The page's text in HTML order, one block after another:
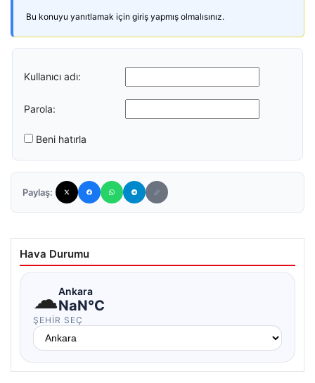
Bu konuyu yanıtlamak için giriş yapmış olmalısınız.
Kullanıcı adı:
Parola:
Beni hatırla
Paylaş:
Hava Durumu
☁Ankara
NaN°C
ŞEHIR SEÇ